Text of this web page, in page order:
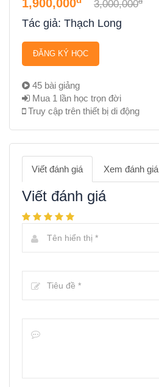
1,900,000 3,000,000
Tác giả: Thạch Long
ĐĂNG KÝ HỌC
45 bài giảng
Mua 1 lần học trọn đời
Truy cập trên thiết bị di động
Viết đánh giá Xem đánh giá
Viết đánh giá